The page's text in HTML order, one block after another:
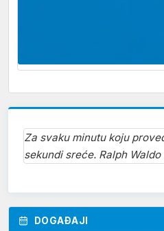
Za svaku minutu koju
sekundi sreće. Ralph Waldo
DOGAĐAJI